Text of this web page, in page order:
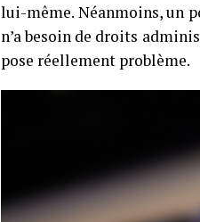
lui-même. Néanmoins, un
n’a besoin de droits
pose réellement problème.